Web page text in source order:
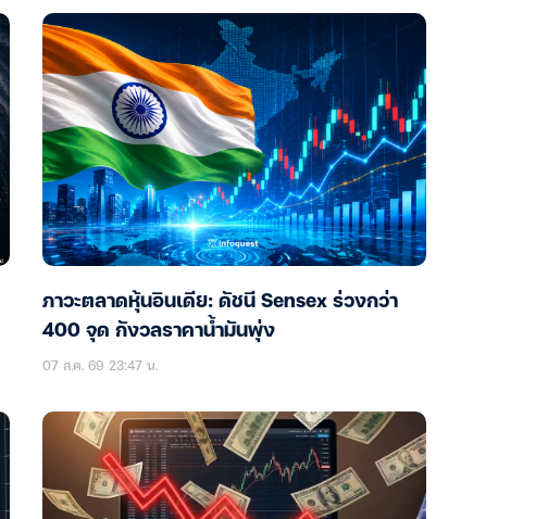
ภาวะตลาดหุ้นอินเดีย: ดัชนี Sensex ร่วงกว่า
400 จุด กังวลราคาน้ำมันพุ่ง
07 ส.ค. 69 23:47 น.